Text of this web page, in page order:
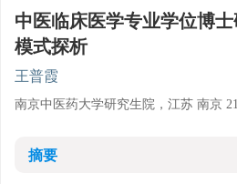
中医临床医学专业学位博
模式探析
王普霞
南京中医药大学研究生院，江苏 南京
摘要